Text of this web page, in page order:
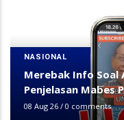
NASIONAL
Merebak Info Soal
Penjelasan Mabes
08 Aug 26 / 0 comments